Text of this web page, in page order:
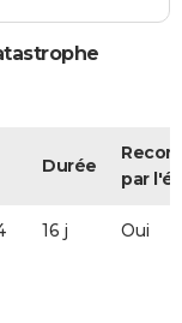
Durée
par
16 j Oui